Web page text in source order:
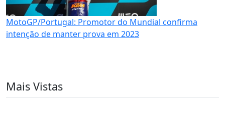
MotoGP/Portugal: Promotor do Mundial confirma
intenção de manter prova em 2023
Mais Vistas